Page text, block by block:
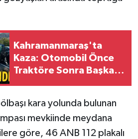
Kahramanmaraş'ta
Kaza: Otomobil Önce
Traktöre Sonra Başka
kara yolunda bulunan
mevkiinde meydana
göre, 46 ANB 112 plakalı